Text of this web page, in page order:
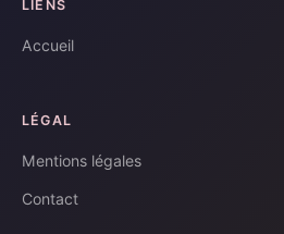
LIENS
Accueil
LÉGAL
Mentions légales
Contact